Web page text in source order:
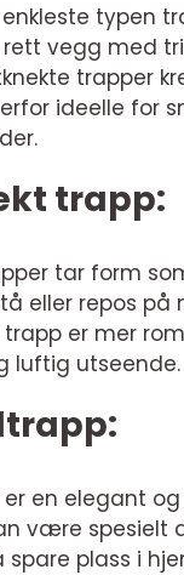
typen
vegg med
trapper
ideelle for
trapp:
tar form
eller repos på
er mer
luftig utseende.
er en elegant
være spesielt
spare plass i